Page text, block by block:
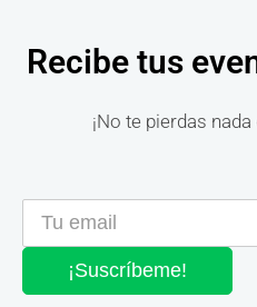
Recibe tus
¡No te pierdas
¡Suscríbeme!